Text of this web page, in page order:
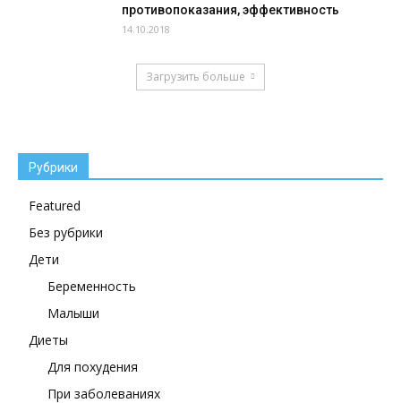
противопоказания, эффективность
14.10.2018
Загрузить больше
Рубрики
Featured
Без рубрики
Дети
Беременность
Малыши
Диеты
Для похудения
При заболеваниях